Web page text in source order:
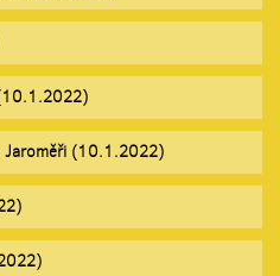
Jaroměři (10.1.2022)